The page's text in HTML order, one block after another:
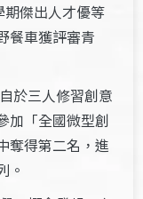
傑出人才優等
餐車獲評審青
於三人修習創意
加「全國微型創
奪得第二名，進
。